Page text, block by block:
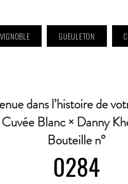
VIGNOBLE GUEULETON
dans l’histoire de
Cuvée Blanc × Danny
Bouteille n°
0284